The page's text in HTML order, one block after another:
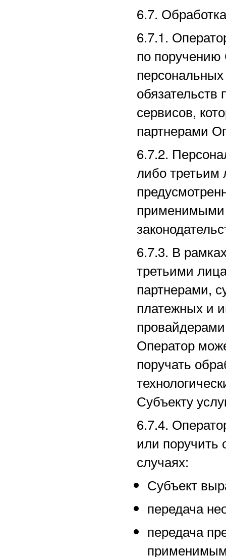
6.7.
6.7.1.
по поручению
обязательств
сервисов,
партнерами
6.7.2.
либо третьим
6.7.3. В
третьими
партнерами,
платежных и
Оператор
поручать
Субъекту
6.7.4.
или поручить
случаях:
Субъект
передача
передача
применимым